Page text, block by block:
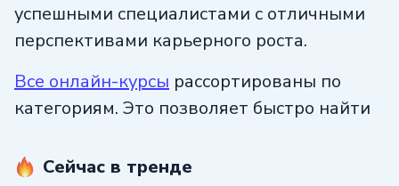
успешными специалистами с отличными
перспективами карьерного роста.
Все онлайн-курсы рассортированы по
категориям. Это позволяет быстро найти
курсов можно осуществить по профессии,
Сейчас в тренде